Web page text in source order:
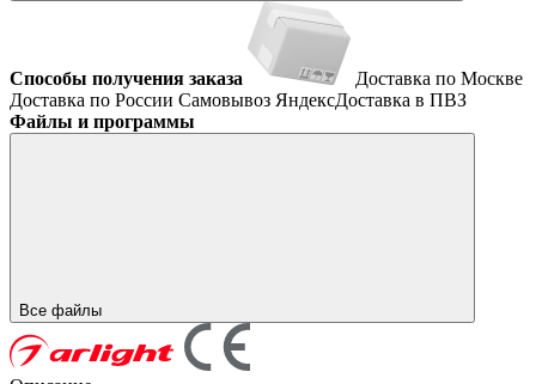
Способы получения заказа
Доставка по Москве
Доставка по России Самовывоз ЯндексДоставка в ПВЗ
Файлы и программы
Все файлы